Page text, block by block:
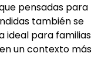
pensadas para
también se
ideal para familias
un contexto más